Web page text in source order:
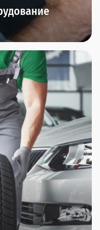
вы найдете
по всем
защита
резина/диски,
и гарантия